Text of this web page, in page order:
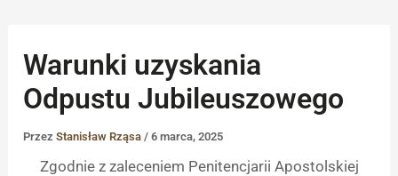
Warunki uzyskania
Odpustu Jubileuszowego
PrzezStanisław Rząsa/6 marca, 2025
Zgodnie z zaleceniem Penitencjarii Apostolskiej